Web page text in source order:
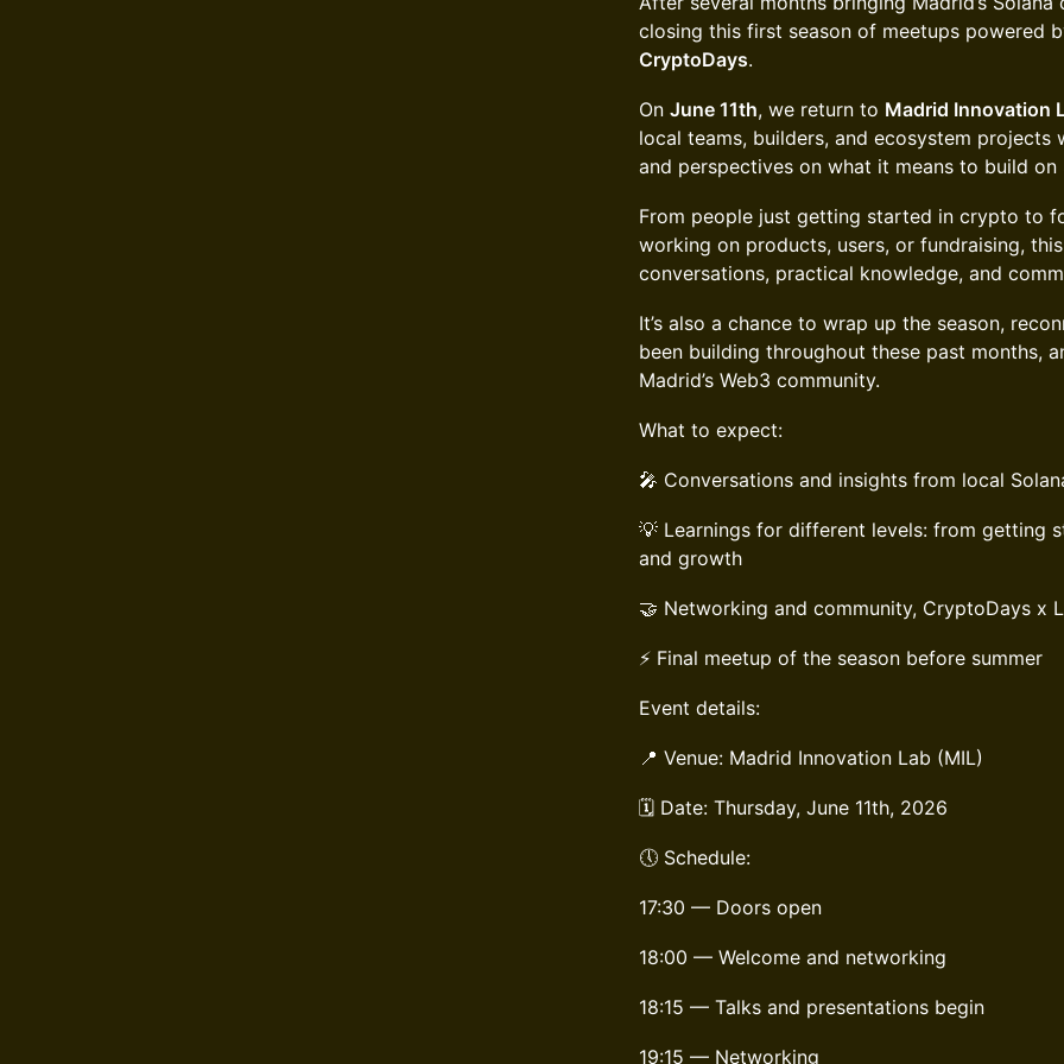
closing this first season of meetups powered
CryptoDays.
On June 11th, we return to Madrid Innovation
local teams, builders, and ecosystem projects
and perspectives on what it means to build on
From people just getting started in crypto to
working on products, users, or fundraising,
conversations, practical knowledge, and
It’s also a chance to wrap up the season,
been building throughout these past months,
Madrid’s Web3 community.
What to expect:
🎤 Conversations and insights from local
💡 Learnings for different levels: from getting
and growth
🤝 Networking and community, CryptoDays x
⚡ Final meetup of the season before summer
Event details:
📍 Venue: Madrid Innovation Lab (MIL)
🗓️ Date: Thursday, June 11th, 2026
🕔 Schedule:
17:30 — Doors open
18:00 — Welcome and networking
18:15 — Talks and presentations begin
19:15 — Networking